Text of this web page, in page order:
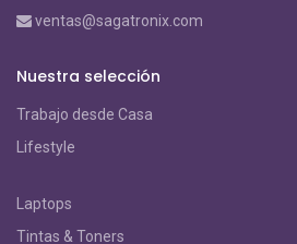
ventas@sagatronix.com
Nuestra selección
Trabajo desde Casa
Lifestyle
Laptops
Tintas & Toners